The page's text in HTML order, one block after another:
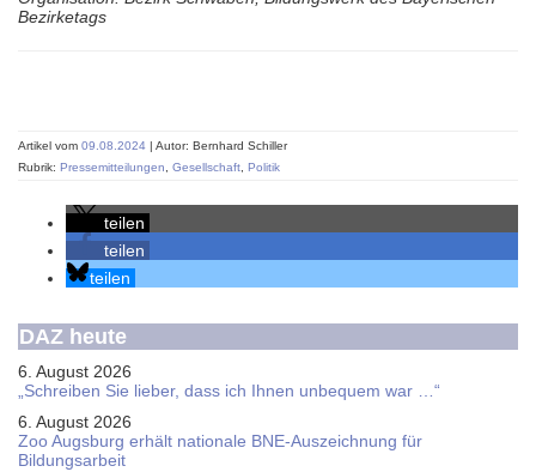
Bezirketags
Artikel vom 09.08.2024 | Autor: Bernhard Schiller
Rubrik: Pressemitteilungen, Gesellschaft, Politik
teilen
teilen
teilen
DAZ heute
6. August 2026
„Schreiben Sie lieber, dass ich Ihnen unbequem war …“
6. August 2026
Zoo Augsburg erhält nationale BNE-Auszeichnung für
Bildungsarbeit